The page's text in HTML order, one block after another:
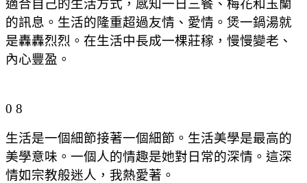
適合自己的生活方式，感知一日三餐、梅花和玉蘭
的訊息。生活的隆重超過友情、愛情。煲一鍋湯就
是轟轟烈烈。在生活中長成一棵莊稼，慢慢變老、
內心豐盈。
0 8
生活是一個細節接著一個細節。生活美學是最高的
美學意味。一個人的情趣是她對日常的深情。這深
情如宗教般迷人，我熱愛著。